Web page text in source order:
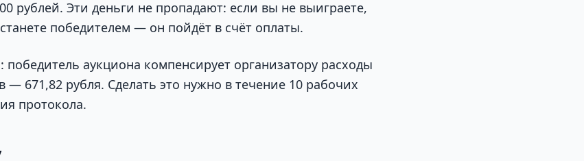
рублей. Эти деньги не пропадают: если вы не выиграете,
победителем — он пойдёт в счёт оплаты.
аукциона компенсирует организатору расходы
— 671,82 рубля. Сделать это нужно в течение 10 рабочих
протокола.